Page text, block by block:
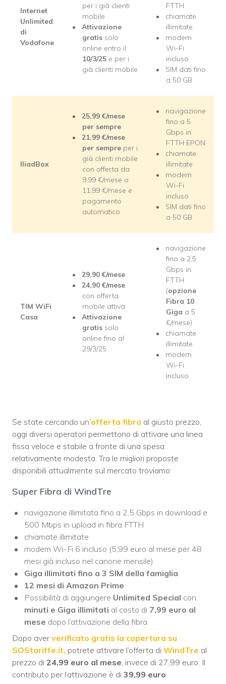
Internet
Unlimited
di
Vodafone
per i già clienti
mobile
Attivazione
gratis solo
online entro il
10/3/25 e per i
già clienti mobile
FTTH
chiamate
illimitate
modem
Wi-Fi
incluso
SIM dati fino
a 50 GB
IliadBox
25,99 €/mese
per sempre
21,99 €/mese
per sempre per i
già clienti mobile
con offerta da
9,99 €/mese o
11,99 €/mese e
pagamento
automatico
navigazione
fino a 5
Gbps in
FTTH EPON
chiamate
illimitate
modem
Wi-Fi
incluso
SIM dati fino
a 50 GB
TIM WiFi
Casa
29,90 €/mese
24,90 €/mese
con offerta
mobile attiva
Attivazione
gratis solo
online fino al
29/3/25
navigazione
fino a 2,5
Gbps in
FTTH
(opzione
Fibra 10
Giga a 5
€/mese)
chiamate
illimitate
modem
Wi-Fi
incluso
Se state cercando un’offerta fibra al giusto prezzo,
oggi diversi operatori permettono di attivare una linea
fissa veloce e stabile a fronte di una spesa
relativamente modesta. Tra le migliori proposte
disponibili attualmente sul mercato troviamo:
Super Fibra di WindTre
navigazione illimitata fino a 2,5 Gbps in download e
500 Mbps in upload in fibra FTTH
chiamate illimitate
modem Wi-Fi 6 incluso (5,99 euro al mese per 48
mesi già incluso nel canone mensile)
Giga illimitati fino a 3 SIM della famiglia
12 mesi di Amazon Prime
Possibilità di aggiungere Unlimited Special con
minuti e Giga illimitati al costo di 7,99 euro al
mese dopo l’attivazione della fibra
Dopo aver verificato gratis la copertura su
SOStariffe.it, potrete attivare l’offerta di WindTre al
prezzo di 24,99 euro al mese , invece di 27,99 euro. Il
contributo per l’attivazione è di 39,99 euro